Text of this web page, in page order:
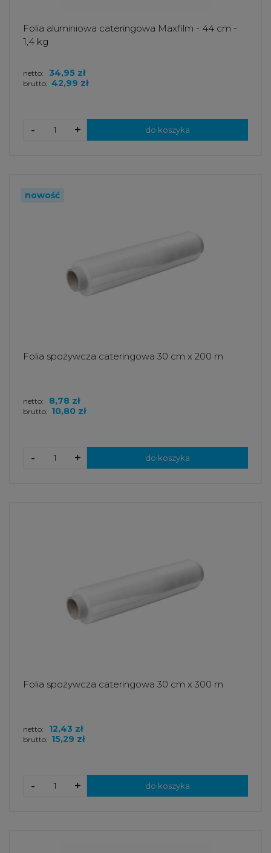
Folia aluminiowa cateringowa Maxfilm - 44 cm -
1,4 kg
brutto: 42,99 zł
netto: 34,95 zł
+
- do koszyka
Folia spożywcza cateringowa 30 cm x 200 m
brutto: 10,80 zł
netto: 8,78 zł
+
- do koszyka
nowość
Folia spożywcza cateringowa 30 cm x 300 m
brutto: 15,29 zł
netto: 12,43 zł
+
- do koszyka